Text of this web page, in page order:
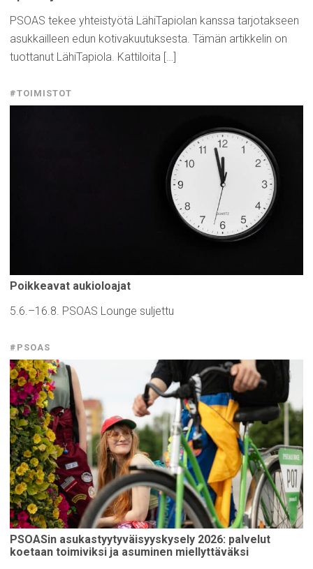
PSOAS tekee yhteistyötä LähiTapiolan kanssa tarjotakseen
asukkailleen edun kotivakuutuksesta. Tämän artikkelin on
tuottanut LähiTapiola. Kattiloita […]
#TOIMISTOT
Poikkeavat aukioloajat
5.6.–16.8. PSOAS Lounge suljettu
#PSOAS
PSOASin asukastyytyväisyyskysely 2026: palvelut
koetaan toimiviksi ja asuminen miellyttäväksi